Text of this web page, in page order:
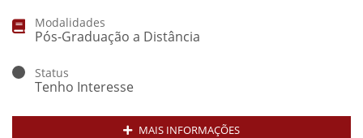
Modalidades
Pós-Graduação a Distância
Status
Tenho Interesse
MAIS INFORMAÇÕES